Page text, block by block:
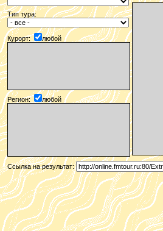
Тип тура:
Курорт: любой
Регион: любой
Ссылка на результат: